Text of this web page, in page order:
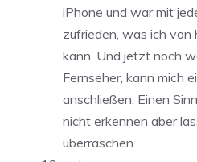
iPhone und war mit
zufrieden, was ich von
kann. Und jetzt noch
Fernseher, kann mich
anschließen. Einen
nicht erkennen aber
überraschen.